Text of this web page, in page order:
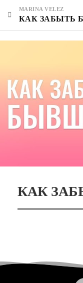
MARINA VELEZ
КАК ЗАБЫТЬ
КАК